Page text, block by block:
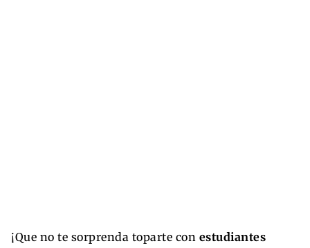
¡Que no te sorprenda toparte con estudiantes